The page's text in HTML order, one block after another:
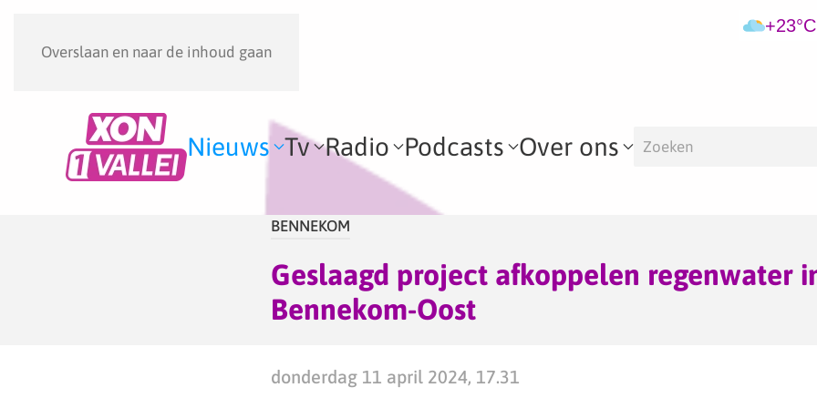
Overslaan en naar de inhoud gaan
+23°C
Nieuws Tv Radio Podcasts Over ons
BENNEKOM
Geslaagd project afkoppelen regenwater
Bennekom-Oost
donderdag 11 april 2024, 17.31